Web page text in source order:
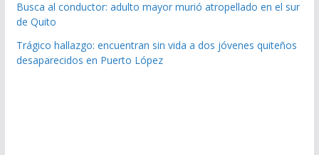
Busca al conductor: adulto mayor murió atropellado en el sur
de Quito
Trágico hallazgo: encuentran sin vida a dos jóvenes quiteños
desaparecidos en Puerto López